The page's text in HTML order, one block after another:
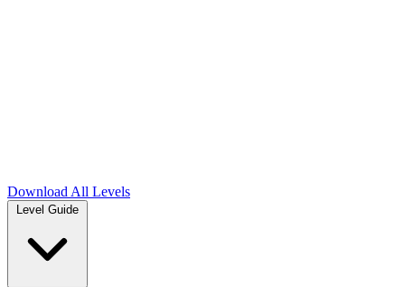
Download All Levels
Level Guide